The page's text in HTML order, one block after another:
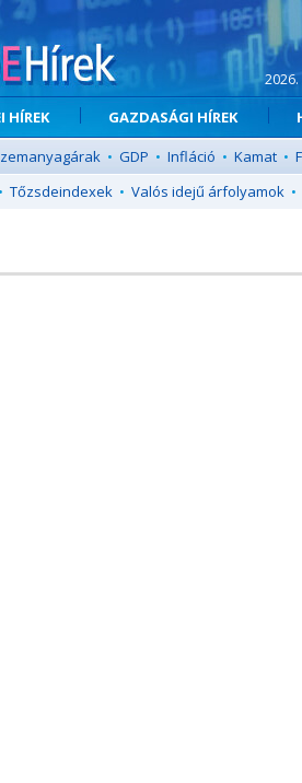
2026.
HÍREK GAZDASÁGI HÍREK
• GDP • Infláció • Kamat •
• Tőzsdeindexek • Valós idejű árfolyamok •